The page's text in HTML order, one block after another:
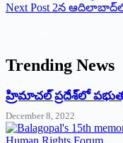
Next Post 2న ఆదిలాబాద్‌లో
Trending News
‌హ్రిమాచల్‌ ‌ప్రదేశ్‌లో
December 8, 2022